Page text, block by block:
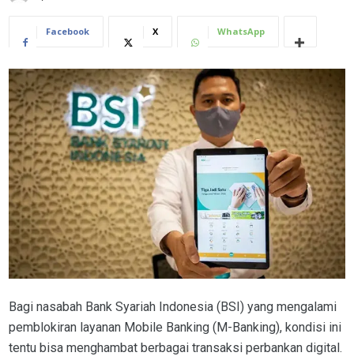
Facebook X WhatsApp
Bagi nasabah Bank Syariah Indonesia (BSI) yang mengalami
pemblokiran layanan Mobile Banking (M-Banking), kondisi ini
tentu bisa menghambat berbagai transaksi perbankan digital.